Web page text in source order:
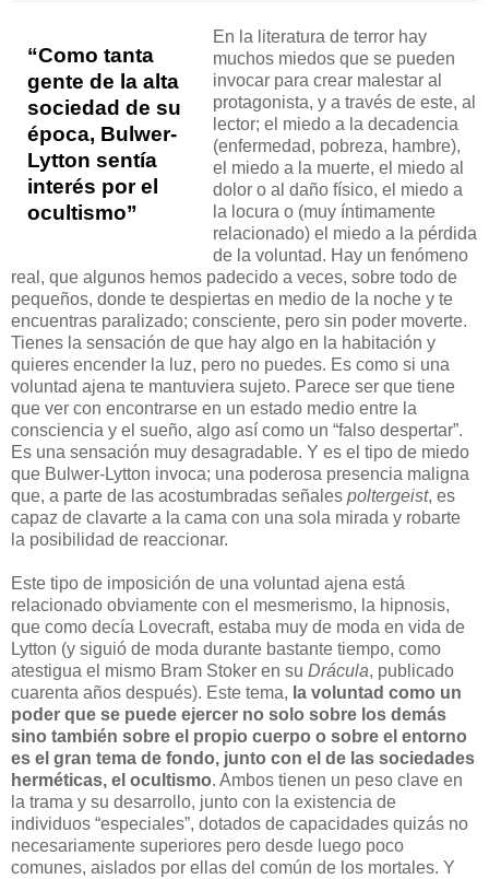
“Como tanta
gente de la alta
sociedad de su
época, Bulwer-
Lytton sentía
interés por el
ocultismo”
En la literatura de terror hay
muchos miedos que se pueden
invocar para crear malestar al
protagonista, y a través de este, al
lector; el miedo a la decadencia
(enfermedad, pobreza, hambre),
el miedo a la muerte, el miedo al
dolor o al daño físico, el miedo a
la locura o (muy íntimamente
relacionado) el miedo a la pérdida
de la voluntad. Hay un fenómeno
real, que algunos hemos padecido a veces, sobre todo de
pequeños, donde te despiertas en medio de la noche y te
encuentras paralizado; consciente, pero sin poder moverte.
Tienes la sensación de que hay algo en la habitación y
quieres encender la luz, pero no puedes. Es como si una
voluntad ajena te mantuviera sujeto. Parece ser que tiene
que ver con encontrarse en un estado medio entre la
consciencia y el sueño, algo así como un “falso despertar”.
Es una sensación muy desagradable. Y es el tipo de miedo
que Bulwer-Lytton invoca; una poderosa presencia maligna
que, a parte de las acostumbradas señales poltergeist, es
capaz de clavarte a la cama con una sola mirada y robarte
la posibilidad de reaccionar.
Este tipo de imposición de una voluntad ajena está
relacionado obviamente con el mesmerismo, la hipnosis,
que como decía Lovecraft, estaba muy de moda en vida de
Lytton (y siguió de moda durante bastante tiempo, como
atestigua el mismo Bram Stoker en su Drácula, publicado
cuarenta años después). Este tema, la voluntad como un
poder que se puede ejercer no solo sobre los demás
sino también sobre el propio cuerpo o sobre el entorno
es el gran tema de fondo, junto con el de las sociedades
herméticas, el ocultismo. Ambos tienen un peso clave en
la trama y su desarrollo, junto con la existencia de
individuos “especiales”, dotados de capacidades quizás no
necesariamente superiores pero desde luego poco
comunes, aislados por ellas del común de los mortales. Y